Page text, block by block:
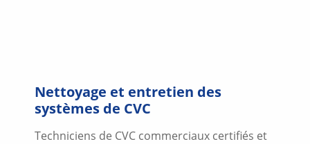
Nettoyage et entretien des
systèmes de CVC
Techniciens de CVC commerciaux certifiés et